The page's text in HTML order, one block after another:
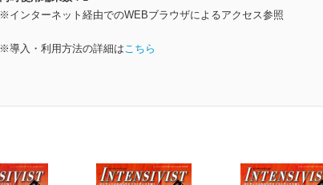
※インターネット経由でのWEBブラウザによるアクセス参照
※導入・利用方法の詳細はこちら